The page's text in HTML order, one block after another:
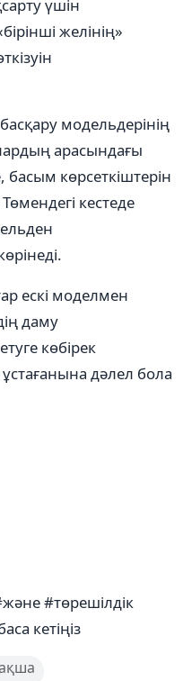
үшін
желінің»
модельдерінің
арасындағы
көрсеткіштерін
кестеде
ескі моделмен
даму
көбірек
дəлел бола
#төрешілдік
кетіңіз